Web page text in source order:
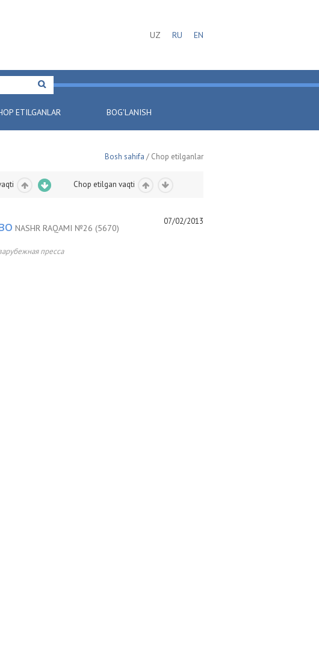
UZ RU EN
ETILGANLAR BOG'LANISH
Bosh sahifa / Chop etilganlar
Chop etilgan vaqti
07/02/2013
NASHR RAQAMI №26 (5670)
пресса